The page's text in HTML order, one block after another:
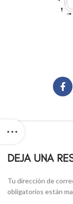
DEJA UNA
Tu dirección de
obligatorios están
Alternative: